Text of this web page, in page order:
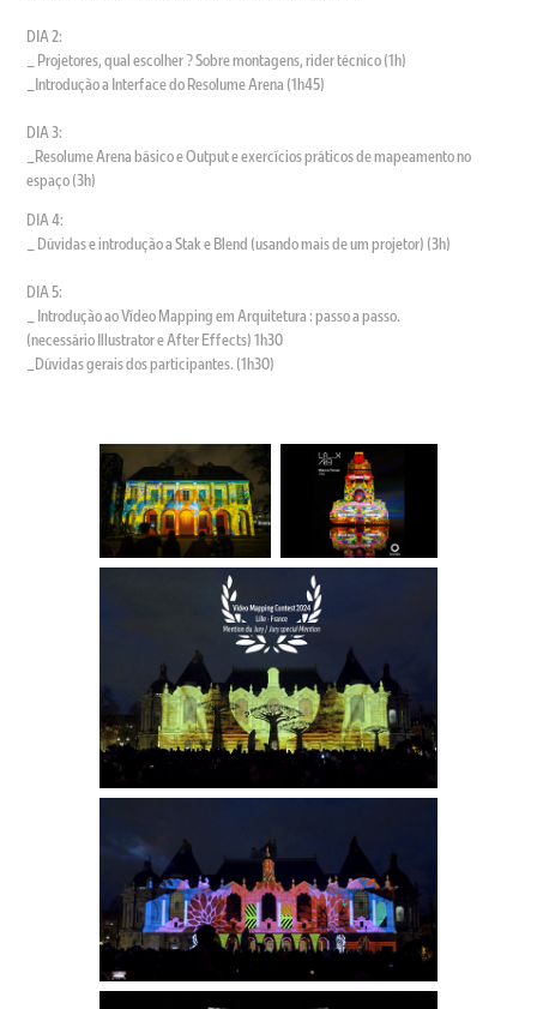
DIA 2:
_ Projetores, qual escolher ? Sobre montagens, rider técnico (1h)
_Introdução a Interface do Resolume Arena (1h45)
DIA 3:
_Resolume Arena básico e Output e exercícios práticos de mapeamento no
espaço (3h)
DIA 4:
_ Dúvidas e introdução a Stak e Blend (usando mais de um projetor) (3h)
DIA 5:
_ Introdução ao Vídeo Mapping em Arquitetura : passo a passo.
(necessário Illustrator e After Effects) 1h30
_Dúvidas gerais dos participantes. (1h30)